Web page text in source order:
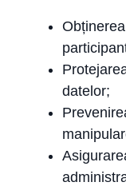
datelor;